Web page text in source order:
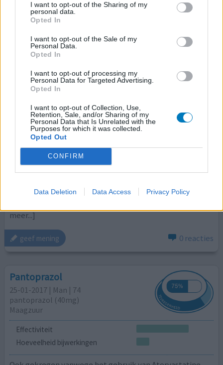
I want to opt-out of the Sharing of my
personal data.
Opted In
I want to opt-out of the Sale of my
Personal Data.
Opted In
I want to opt-out of processing my
Personal Data for Targeted Advertising.
Opted In
I want to opt-out of Collection, Use,
Retention, Sale, and/or Sharing of my
Personal Data that Is Unrelated with the
Purposes for which it was collected.
Opted Out
CONFIRM
Data Deletion Data Access Privacy Policy
geef mening 0 reacties
Pantoprazol
pantoprazol (40mg)
Maagzuur
Effectiviteit
Hoeveelheid bijwerkingen
Ik slik sinds mei 2018 dagelijks 1 tablet Pantoprazol Pensa
40 mg tegen maagzuur. Mijn huig of strootehoofd was
geetst door het maagzuur. Het middel werkt goed. Daar
staat tegenover dat mijn fysieke gesteldheid merkbaar is
mate afgenomen. Ik ben ontzettend stram geworden en
meer...]
geef mening 0 reacties
Pantoprazol
25-01-2017 | Man | 74
pantoprazol (40mg)
Maagzuur
Effectiviteit
Hoeveelheid bijwerkingen